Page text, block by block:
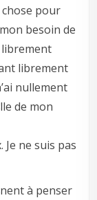
pour
besoin de
librement
librement
nullement
de mon
Je ne suis pas
à penser